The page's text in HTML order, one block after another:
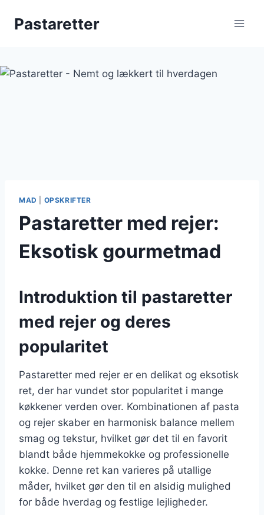
Pastaretter
MAD OPSKRIFTER
Pastaretter med rejer:
Eksotisk gourmetmad
Introduktion til pastaretter
med rejer og deres
popularitet
Pastaretter med rejer er en delikat og eksotisk
ret, der har vundet stor popularitet i mange
køkkener verden over. Kombinationen af pasta
og rejer skaber en harmonisk balance mellem
smag og tekstur, hvilket gør det til en favorit
blandt både hjemmekokke og professionelle
kokke. Denne ret kan varieres på utallige
måder, hvilket gør den til en alsidig mulighed
for både hverdag og festlige lejligheder.